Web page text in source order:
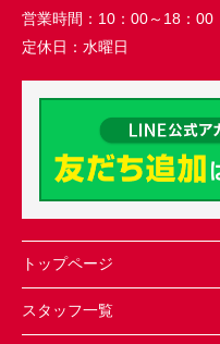
営業時間： 10：00～18：00
定休日： 水曜日
トップページ
スタッフ一覧